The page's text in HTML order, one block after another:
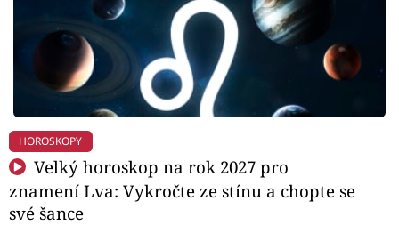
HOROSKOPY
Velký horoskop na rok 2027 pro
znamení Lva: Vykročte ze stínu a chopte se
své šance